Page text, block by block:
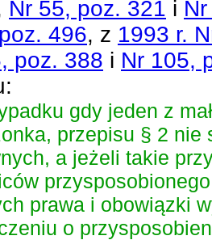
Nr 55, poz. 321 i
496, z 1993 r.
poz. 388 i Nr 105,
gdy jeden z
przepisu § 2
a jeżeli takie
prawa i obowiązki
o